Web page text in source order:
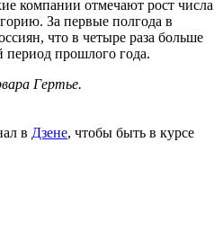
компании отмечают рост числа
За первые полгода в
что в четыре раза больше
период прошлого года.
Гертье.
в Дзене, чтобы быть в курсе